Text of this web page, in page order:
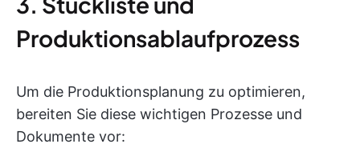
Produktionsablaufprozess
Um die Produktionsplanung zu optimieren,
bereiten Sie diese wichtigen Prozesse und
Dokumente vor: